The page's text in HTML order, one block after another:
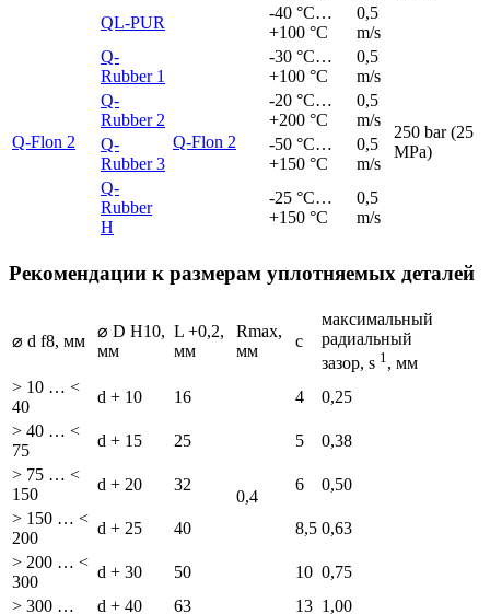
QL-PUR
-40 °C…
+100 °C
0,5
m/s
Q-Flon 2
Q-
Rubber 1
Q-Flon 2
-30 °C…
+100 °C
0,5
m/s
250 bar (25
MPa)
Q-
Rubber 2
-20 °C…
+200 °C
0,5
m/s
Q-
Rubber 3
-50 °C…
+150 °C
0,5
m/s
Q-
Rubber
Н
-25 °C…
+150 °C
0,5
m/s
Рекомендации к размерам уплотняемых деталей
⌀ d f8, мм
⌀ D H10,
мм
L +0,2,
мм
Rmax,
мм
c
максимальный
радиальный
зазор, s 1 , мм
> 10 … <
40
d + 10 16
0,4
4
0,25
> 40 … <
75
d + 15 25 5
0,38
> 75 … <
150
d + 20 32 6
0,50
> 150 … <
200
d + 25 40 8,5 0,63
> 200 … <
300
d + 30 50 10 0,75
> 300 …
d + 40 63 13 1,00